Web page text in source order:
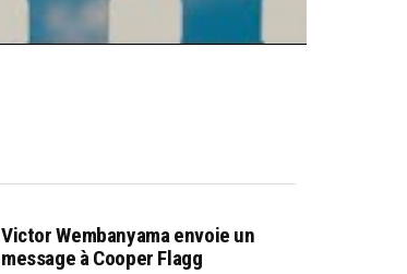
Victor Wembanyama envoie un
message à Cooper Flagg